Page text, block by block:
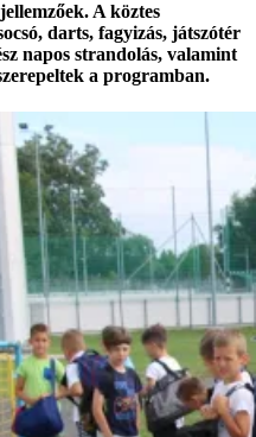
A köztes
darts, fagyizás, játszótér
napos strandolás, valamint
a programban.